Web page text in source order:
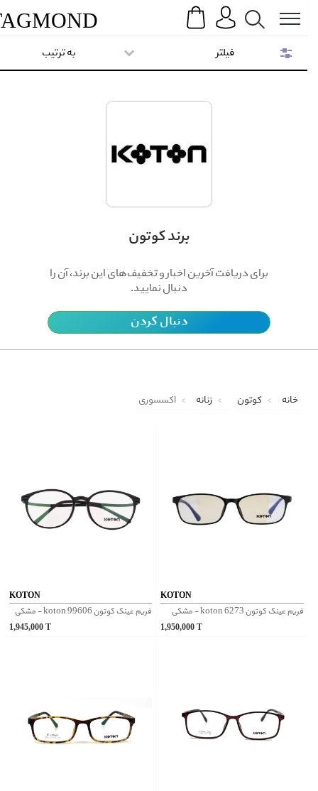
Search
TAGMOND
برند کوتون
برای دریافت آخرین اخبار و تخفیف‌های این برند، آن را
دنبال نمایید.
دنبال کردن
به ترتیب
خانه کوتون زنانه اکسسوری
KOTON
فریم عینک کوتون koton 99606 - مشکی
1,945,000
KOTON
فریم عینک کوتون koton 6273 - مشکی
1,950,000
فیلتر